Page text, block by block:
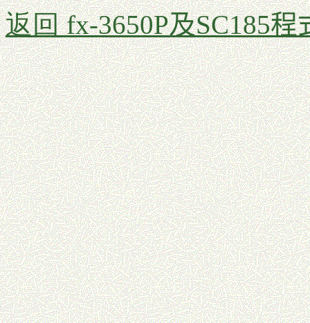
返回fx-3650P及SC185程